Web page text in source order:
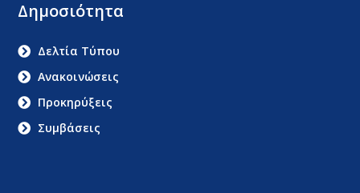
Δημοσιότητα
Δελτία Τύπου
Ανακοινώσεις
Προκηρύξεις
Συμβάσεις